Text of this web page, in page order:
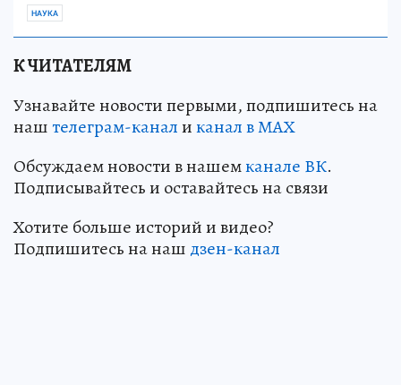
НАУКА
К ЧИТАТЕЛЯМ
Узнавайте новости первыми, подпишитесь на
наштелеграм-каналиканал в МАХ
Обсуждаем новости в нашемканале ВК.
Подписывайтесь и оставайтесь на связи
Хотите больше историй и видео?
Подпишитесь на наш дзен-канал